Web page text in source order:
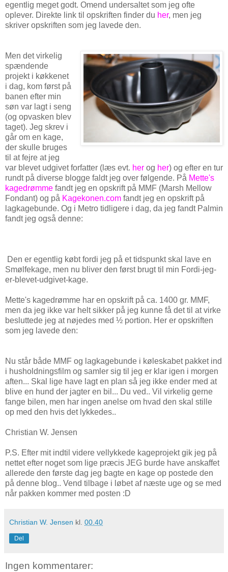
egentlig meget godt. Omend undersaltet som jeg ofte
oplever. Direkte link til opskriften finder du her, men jeg
skriver opskriften som jeg lavede den.
Men det virkelig
spændende
projekt i køkkenet
i dag, kom først på
banen efter min
søn var lagt i seng
(og opvasken blev
taget). Jeg skrev i
går om en kage,
der skulle bruges
til at fejre at jeg
var blevet udgivet forfatter (læs evt. her og her) og efter en tur
rundt på diverse blogge faldt jeg over følgende. På Mette's
kagedrømme fandt jeg en opskrift på MMF (Marsh Mellow
Fondant) og på Kagekonen.com fandt jeg en opskrift på
lagkagebunde. Og i Metro tidligere i dag, da jeg fandt Palmin
fandt jeg også denne:
Den er egentlig købt fordi jeg på et tidspunkt skal lave en
Smølfekage, men nu bliver den først brugt til min Fordi-jeg-
er-blevet-udgivet-kage.
Mette's kagedrømme har en opskrift på ca. 1400 gr. MMF,
men da jeg ikke var helt sikker på jeg kunne få det til at virke
besluttede jeg at nøjedes med ½ portion. Her er opskriften
som jeg lavede den:
Nu står både MMF og lagkagebunde i køleskabet pakket ind
i husholdningsfilm og samler sig til jeg er klar igen i morgen
aften... Skal lige have lagt en plan så jeg ikke ender med at
blive en hund der jagter en bil... Du ved.. Vil virkelig gerne
fange bilen, men har ingen anelse om hvad den skal stille
op med den hvis det lykkedes..
Christian W. Jensen
P.S. Efter mit indtil videre vellykkede kageprojekt gik jeg på
nettet efter noget som lige præcis JEG burde have anskaffet
allerede den første dag jeg bagte en kage op postede den
på denne blog.. Vend tilbage i løbet af næste uge og se med
når pakken kommer med posten :D
Christian W. Jensen kl. 00.40
Del
Ingen kommentarer: